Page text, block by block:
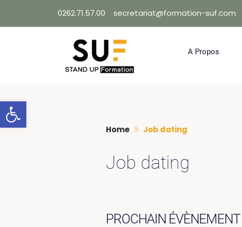
Ouvrir la barre d’outils
to
0262.71.57.00 secretariat@formation-suf.com
A Propos
Home Job dating
Job dating
PROCHAIN ÉVÈNEMENT